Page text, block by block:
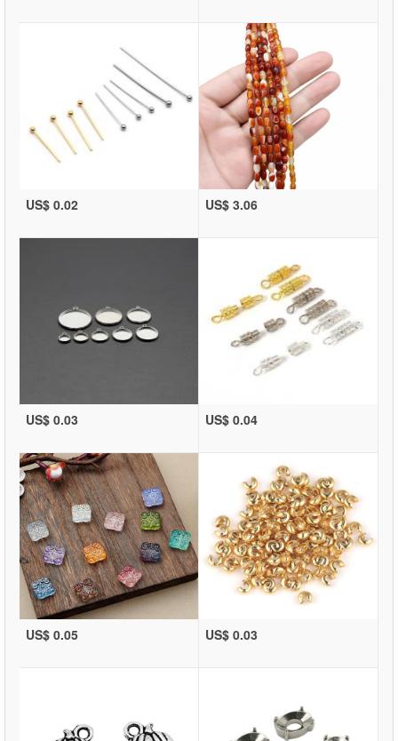
US$ 0.02 US$ 3.06
US$ 0.03 US$ 0.04
US$ 0.05 US$ 0.03